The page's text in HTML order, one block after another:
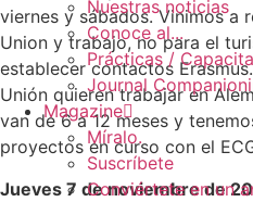
Nuestras noticias
Conoce al...
Prácticas /
Journal
Magazine
Míralo.
Suscríbete
Conviértete en un
viernes y sábados. Vinimos a
Union y trabajo, no para el
establecer contactos
Unión quieren trabajar en
van de 6 a 12 meses y
proyectos en curso con el
Jueves 7 de noviembre de